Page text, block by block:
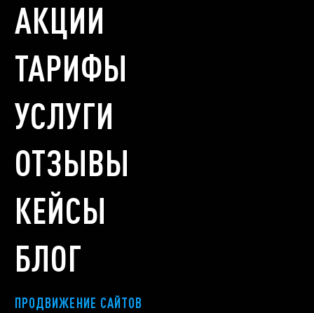
АКЦИИ
ТАРИФЫ
УСЛУГИ
ОТЗЫВЫ
КЕЙСЫ
БЛОГ
ПРОДВИЖЕНИЕ САЙТОВ